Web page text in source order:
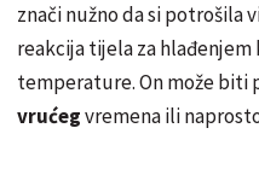
znači nužno da si potrošila
reakcija tijela za
temperature. On može biti
vrućegvremena ili